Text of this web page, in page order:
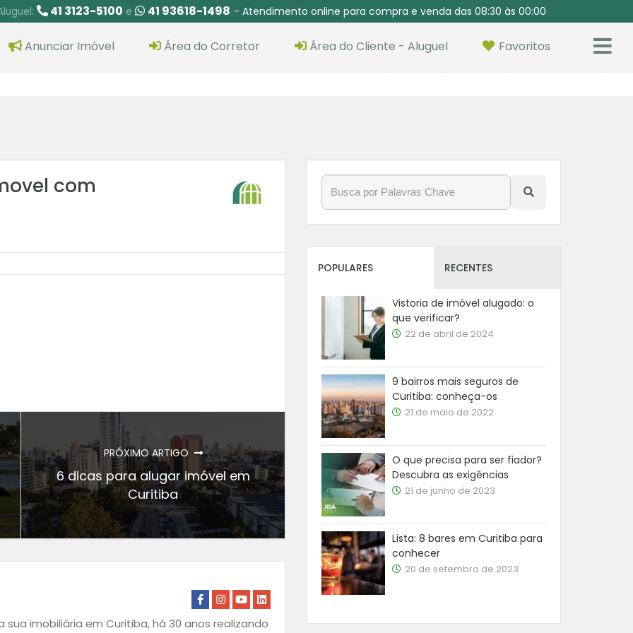
41 3123-5100 e 41 93618-1498 - Atendimento online para compra e venda das 08:30 às 00:00
Anunciar Imóvel Área do Corretor Área do Cliente - Aluguel Favoritos
com
PRÓXIMO ARTIGO
6 dicas para alugar imóvel em
Curitiba
sua imobiliária em Curitiba, há 30 anos realizando
POPULARES RECENTES
Vistoria de imóvel alugado: o
que verificar?
22 de abril de 2024
9 bairros mais seguros de
Curitiba: conheça-os
21 de maio de 2022
O que precisa para ser fiador?
Descubra as exigências
21 de junho de 2023
Lista: 8 bares em Curitiba para
conhecer
20 de setembro de 2023